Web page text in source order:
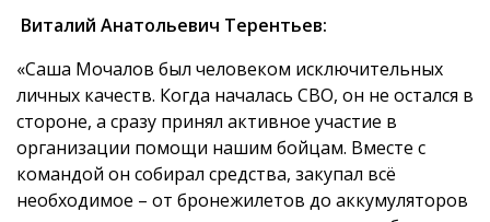
Виталий Анатольевич Терентьев:
«Саша Мочалов был человеком исключительных
личных качеств. Когда началась СВО, он не остался в
стороне, а сразу принял активное участие в
организации помощи нашим бойцам. Вместе с
командой он собирал средства, закупал всё
необходимое – от бронежилетов до аккумуляторов